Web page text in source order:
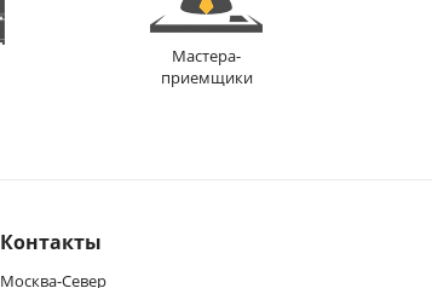
Мастера-
приемщики
Контакты
Москва-Север